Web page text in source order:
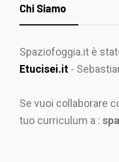
Chi Siamo
Spaziofoggia.it è
Etucisei.it -
Se vuoi collaborare
tuo curriculum a :